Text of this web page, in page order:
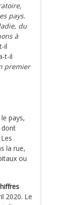
pays.
du
à
il
t-il
premier
pays,
dont
la rue,
ou
2020. Le